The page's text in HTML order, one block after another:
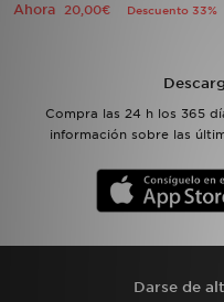
Ahora 20,00€ Descuento 33%
Compra las 24 h los 365
información sobre las
Darse de
MI JD